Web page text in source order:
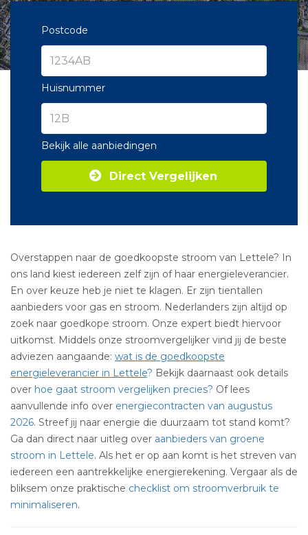
Postcode
Huisnummer
Bekijk alle aanbiedingen
Direct Vergelijken
Overstappen naar de goedkoopste stroom van Lettele? In
ons land kiest iedereen zelf zijn of haar energieleverancier.
En over keuze heb je niet te klagen. Er zijn tientallen
aanbieders voor gas en stroom. Nederlanders zijn altijd op
zoek naar goedkope stroom. Onze expert biedt hiervoor
uitkomst. Middels onze stroomvergelijker vind jij de beste
adviezen aangaande: wat is de goedkoopste
energieleverancier in Lettele? Bekijk daarnaast ook details
over hoe gaat stroom vergelijken precies? Of lees
aanvullende info over energiecontracten van augustus
2026. Streef jij naar energie die duurzaam tot stand komt?
Ga dan direct naar uitleg over aanbieders van groene
stroom in Lettele. Als het er op aan komt is het streven van
iedereen een aantrekkelijke energierekening. Vergaar als de
bliksem onze praktische checklist om stroomverbruik te
minimaliseren.